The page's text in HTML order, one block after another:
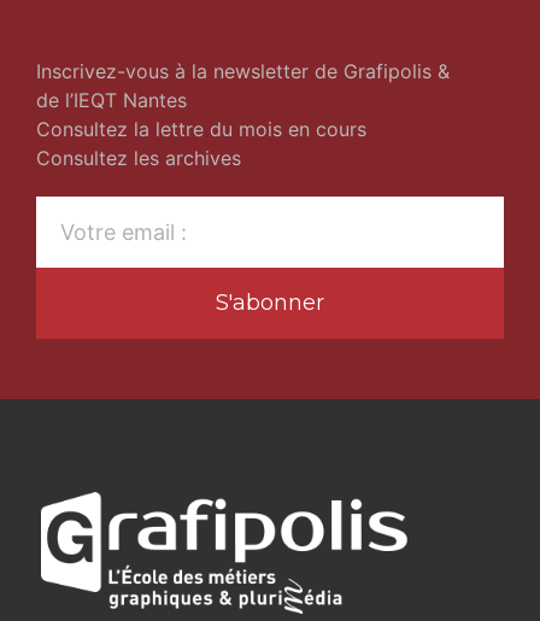
Inscrivez-vous à la newsletter de Grafipolis &
de l’IEQT Nantes
Consultez la lettre du mois en cours
Consultez les archives
S'abonner